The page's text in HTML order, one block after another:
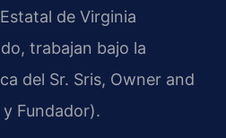
de Virginia
trabajan bajo la
del Sr. Sris, Owner and
Fundador).